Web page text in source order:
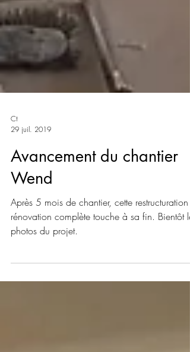
29 juil. 2019
Avancement du chantier
Wend
rénovation complète touche à sa fin. Bientôt les
photos du projet.